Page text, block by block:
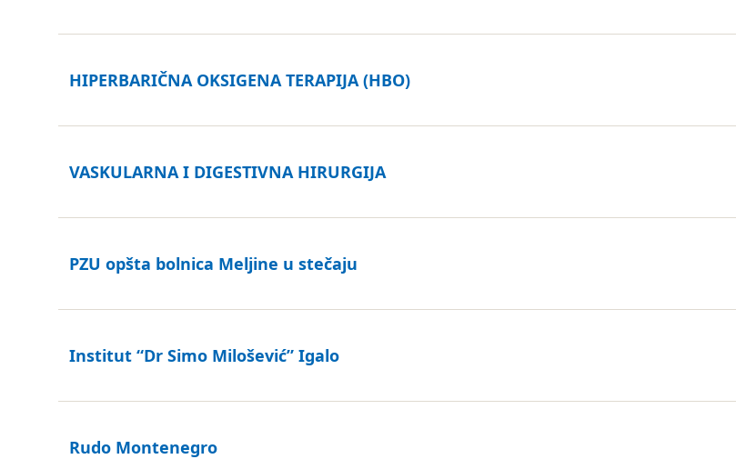
HIPERBARIČNA OKSIGENA TERAPIJA (HBO)
VASKULARNA I DIGESTIVNA HIRURGIJA
PZU opšta bolnica Meljine u stečaju
Institut “Dr Simo Milošević” Igalo
Rudo Montenegro